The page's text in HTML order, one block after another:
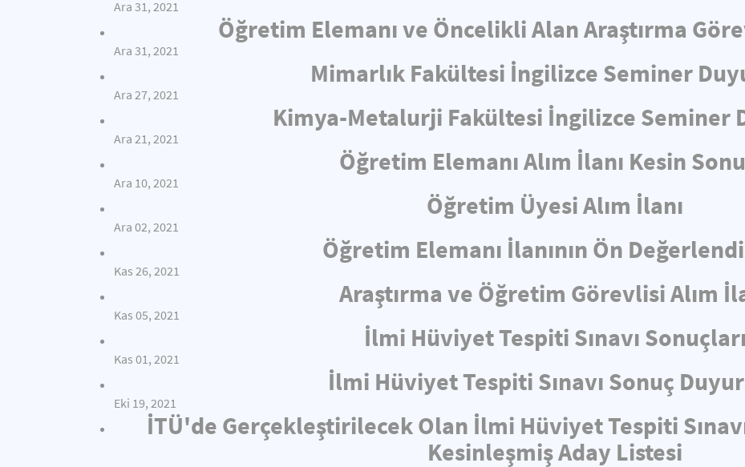
Ara 31, 2021
Öğretim Elemanı ve Öncelikli Alan Araştırma
Ara 31, 2021
Mimarlık Fakültesi İngilizce Seminer
Ara 27, 2021
Kimya-Metalurji Fakültesi İngilizce Seminer
Ara 21, 2021
Öğretim Elemanı Alım İlanı Kesin
Ara 10, 2021
Öğretim Üyesi Alım İlanı
Ara 02, 2021
Öğretim Elemanı İlanının Ön
Kas 26, 2021
Araştırma ve Öğretim Görevlisi Alım
Kas 05, 2021
İlmi Hüviyet Tespiti Sınavı Sonuçları
Kas 01, 2021
İlmi Hüviyet Tespiti Sınavı Sonuç
Eki 19, 2021
İTÜ'de Gerçekleştirilecek Olan İlmi Hüviyet Tespiti
Kesinleşmiş Aday Listesi